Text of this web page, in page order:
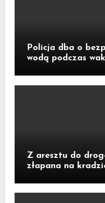
Policja dba o
wodą podczas
Z aresztu do
złapana na